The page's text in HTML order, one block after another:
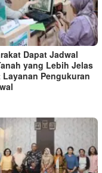
Dapat Jadwal
yang Lebih Jelas
Layanan Pengukuran